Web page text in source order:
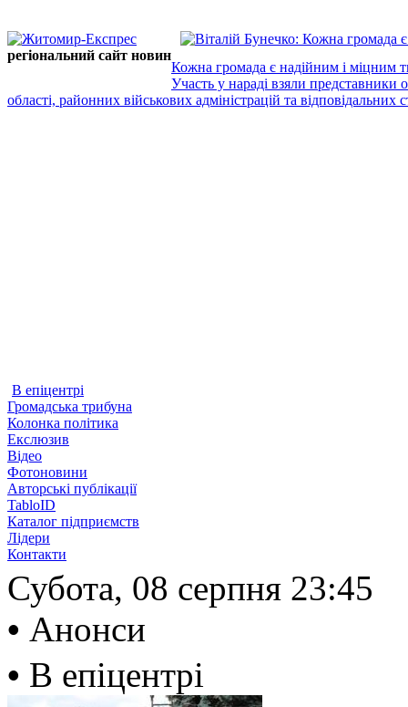
регіональний сайт новин
Кожна громада є надійним і міцним
Участь у нараді взяли представники
області, районних військових адміністрацій та відповідальних
В епіцентрі
Громадська трибуна
Колонка політика
Екслюзив
Відео
Фотоновини
Авторські публікації
TabloID
Каталог підприємств
Лідери
Контакти
Субота, 08 серпня 23:45
• Анонси
• В епіцентрі